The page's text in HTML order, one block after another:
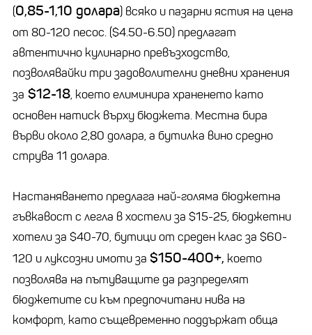
(0,85-1,10 долара) всяко и пазарни ястия на цена
от 80-120 песос. ($4.50-6.50) предлагат
автентично кулинарно превъзходство,
позволявайки три задоволителни дневни хранения
за $12-18, което елиминира храненето като
основен натиск върху бюджета. Местна бира
върви около 2,80 долара, а бутилка вино средно
струва 11 долара.
Настаняването предлага най-голяма бюджетна
гъвкавост с легла в хостели за $15-25, бюджетни
хотели за $40-70, бутици от среден клас за $60-
120 и луксозни имоти за $150-400+, което
позволява на пътуващите да разпределят
бюджетите си към предпочитани нива на
комфорт, като същевременно поддържат обща